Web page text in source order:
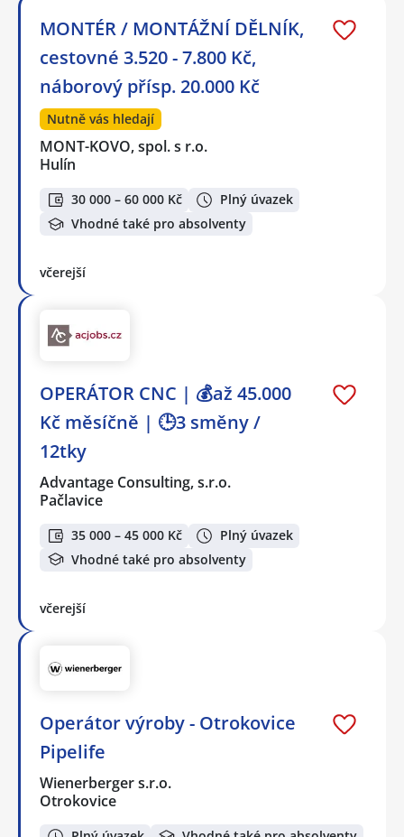
MONTÉR / MONTÁŽNÍ DĚLNÍK,
cestovné 3.520 - 7.800 Kč,
náborový přísp. 20.000 Kč
Nutně vás hledají
MONT-KOVO, spol. s r.o.
Hulín
30 000 – 60 000 Kč
Plný úvazek
Vhodné také pro absolventy
včerejší
OPERÁTOR CNC | 💰až 45.000
Kč měsíčně | 🕒3 směny /
12tky
Advantage Consulting, s.r.o.
Pačlavice
35 000 – 45 000 Kč
Plný úvazek
Vhodné také pro absolventy
včerejší
Operátor výroby - Otrokovice
Pipelife
Wienerberger s.r.o.
Otrokovice